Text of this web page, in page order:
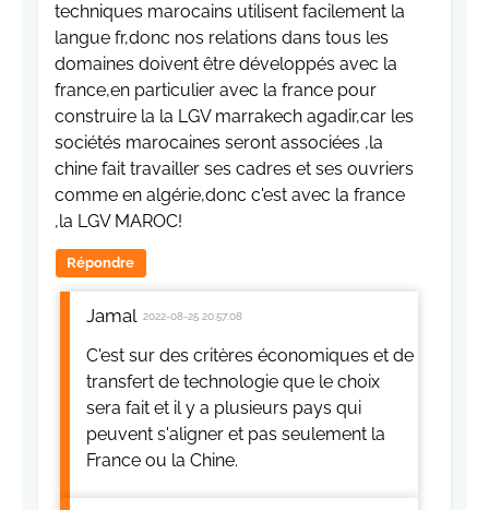
techniques marocains utilisent facilement la
langue fr,donc nos relations dans tous les
domaines doivent être développés avec la
france,en particulier avec la france pour
construire la la LGV marrakech agadir,car les
sociétés marocaines seront associées ,la
chine fait travailler ses cadres et ses ouvriers
comme en algérie,donc c'est avec la france
,la LGV MAROC!
Répondre
Jamal 2022-08-25 20:57:08
C'est sur des critères économiques et de
transfert de technologie que le choix
sera fait et il y a plusieurs pays qui
peuvent s'aligner et pas seulement la
France ou la Chine.